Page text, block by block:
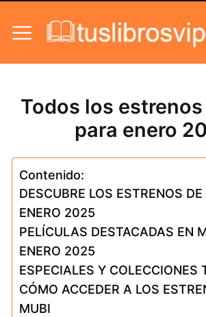
Todos los estrenos
para enero
Contenido:
DESCUBRE LOS ESTRENOS
ENERO 2025
PELÍCULAS DESTACADAS EN
ENERO 2025
ESPECIALES Y COLECCIONES
CÓMO ACCEDER A LOS
MUBI